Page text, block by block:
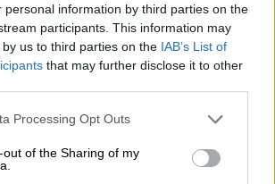
personal information by third parties on the
participants. This information may
us to third parties on the IAB’s List of
that may further disclose it to other
website/app uses one or more Google
visit or usage behaviour. You may click to
to Google and its third-party tags to
Processing Opt Outs
out of the Sharing of my
την ηγεσία της Νέας
χωρίς τελικά να εκλεγεί.Το
διαγράφηκε από το κόμμα,
τριβές, ενώ
ΝΔ το 2001.
κυβερνητική του
η